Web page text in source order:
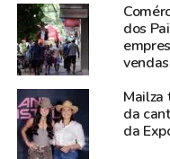
dos
vendas
Mailza
da
da